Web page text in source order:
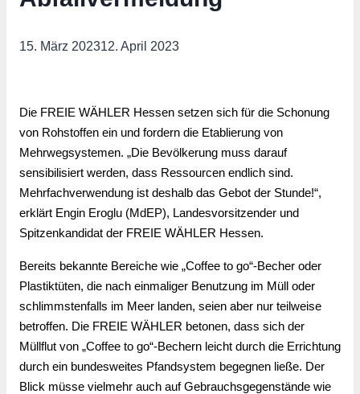
15. März 202312. April 2023
Die FREIE WÄHLER Hessen setzen sich für die Schonung
von Rohstoffen ein und fordern die Etablierung von
Mehrwegsystemen. „Die Bevölkerung muss darauf
sensibilisiert werden, dass Ressourcen endlich sind.
Mehrfachverwendung ist deshalb das Gebot der Stunde!“,
erklärt Engin Eroglu (MdEP), Landesvorsitzender und
Spitzenkandidat der FREIE WÄHLER Hessen.
Bereits bekannte Bereiche wie „Coffee to go“-Becher oder
Plastiktüten, die nach einmaliger Benutzung im Müll oder
schlimmstenfalls im Meer landen, seien aber nur teilweise
betroffen. Die FREIE WÄHLER betonen, dass sich der
Müllflut von „Coffee to go“-Bechern leicht durch die Errichtung
durch ein bundesweites Pfandsystem begegnen ließe. Der
Blick müsse vielmehr auch auf Gebrauchsgegenstände wie